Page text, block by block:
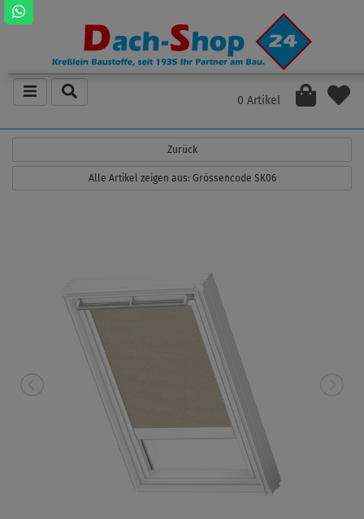
0 Artikel
Zurück
Alle Artikel zeigen aus: Grössencode SK06